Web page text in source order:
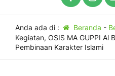
Anda ada di : Beranda -
Kegiatan, OSIS MA GUPPI Al
Pembinaan Karakter Islami